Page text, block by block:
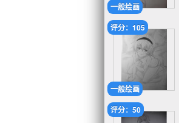
一般绘画
一般绘画
评分：105
评分：50